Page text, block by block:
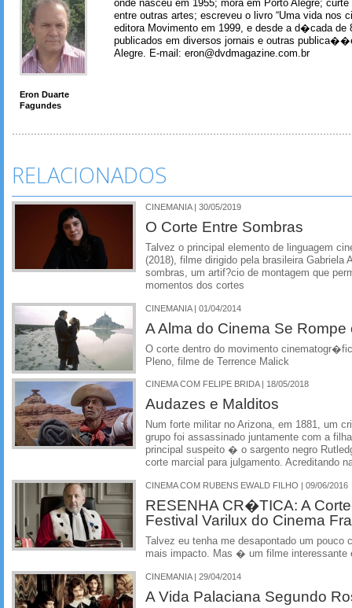
Eron Duarte
Fagundes
onde nasceu em 1955; mora em Porto Alegre;
entre outras artes; escreveu o livro “Uma vida nos
editora Movimento em 1999, e desde a d�cada de
publicados em diversos jornais e outras
Alegre. E-mail: eron@dvdmagazine.com.br
RELACIONADOS
CINEMANIA | 30/05/2019
O Corte Entre Sombras
Talvez o principal elemento de linguagem
(2018), filme dirigido pela brasileira Gabriela
sombras, um artif?cio de montagem que
momentos dos cortes
CINEMANIA | 01/04/2014
A Alma do Cinema Se Rompe
O corte dentro do movimento
Pleno, filme de Terrence Malick
CINEMA COM FELIPE BRIDA | 18/05/2018
Audazes e Malditos
Num forte militar no Arizona, em 1881, um
grupo foi assassinado juntamente com a
principal suspeito � o sargento negro
corte marcial para julgamento. Acreditando
CINEMA COM RUBENS EWALD FILHO | 09/06/2016
RESENHA CR�TICA: A
Festival Varilux do Cinema
Talvez eu tenha me desapontado um
mais impacto. Mas � um filme interessante
CINEMANIA | 29/04/2014
A Vida Palaciana Segundo